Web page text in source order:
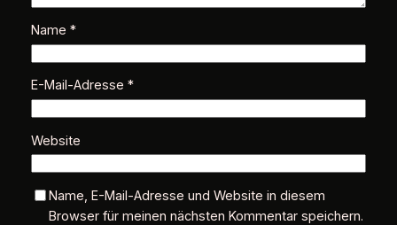
Name *
E-Mail-Adresse *
Website
Name, E-Mail-Adresse und Website in diesem
Browser für meinen nächsten Kommentar speichern.